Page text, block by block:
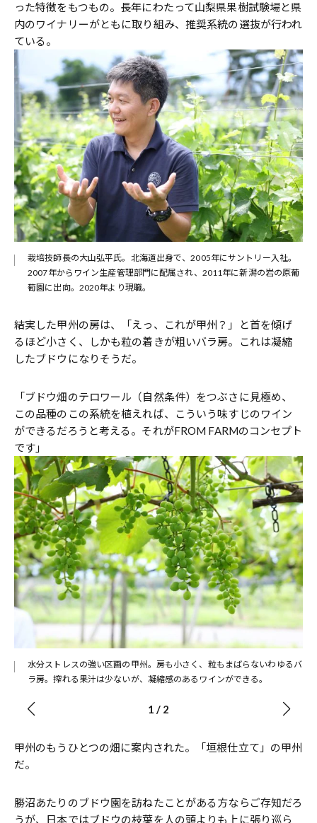
った特徴をもつもの。長年にわたって山梨県果樹試験場と県
内のワイナリーがともに取り組み、推奨系統の選抜が行われ
ている。
栽培技師長の大山弘平氏。北海道出身で、2005年にサントリー入社。
2007年からワイン生産管理部門に配属され、2011年に新潟の岩の原葡
萄園に出向。2020年より現職。
結実した甲州の房は、「えっ、これが甲州？」と首を傾げ
るほど小さく、しかも粒の着きが粗いバラ房。これは凝縮
したブドウになりそうだ。
「ブドウ畑のテロワール（自然条件）をつぶさに見極め、
この品種のこの系統を植えれば、こういう味すじのワイン
ができるだろうと考える。それがFROM FARMのコンセプト
です」
水分ストレスの強い区画の甲州。房も小さく、粒もまばらないわゆるバ
ラ房。搾れる果汁は少ないが、凝縮感のあるワインができる。
1 / 2
甲州のもうひとつの畑に案内された。「垣根仕立て」の甲州
だ。
勝沼あたりのブドウ園を訪ねたことがある方ならご存知だろ
うが、日本ではブドウの枝葉を人の頭よりも上に張り巡ら